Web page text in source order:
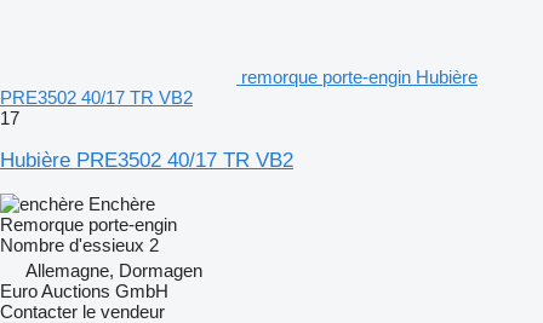
remorque porte-engin Hubière
PRE3502 40/17 TR VB2
17
Hubière PRE3502 40/17 TR VB2
Enchère
Remorque porte-engin
Nombre d'essieux 2
Allemagne, Dormagen
Euro Auctions GmbH
Contacter le vendeur